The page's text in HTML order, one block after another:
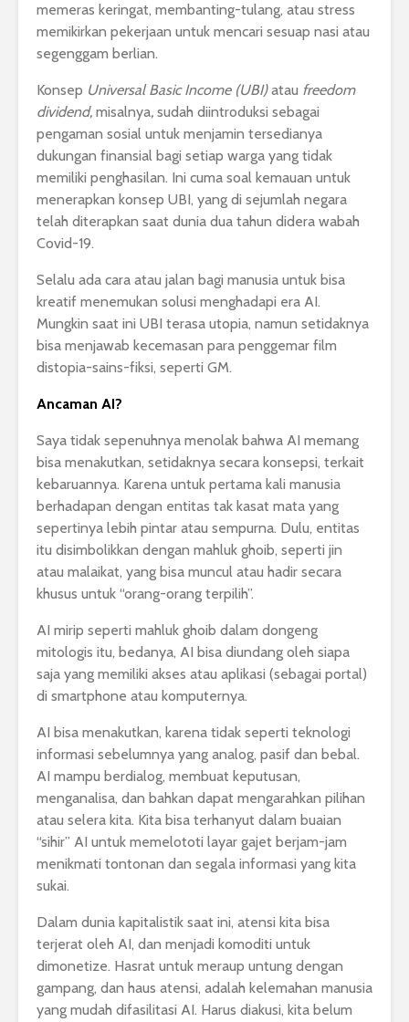
memeras keringat, membanting-tulang, atau stress
memikirkan pekerjaan untuk mencari sesuap nasi atau
segenggam berlian.
Konsep Universal Basic Income (UBI)atau freedom
dividend, misalnya, sudah diintroduksi sebagai
pengaman sosial untuk menjamin tersedianya
dukungan finansial bagi setiap warga yang tidak
memiliki penghasilan. Ini cuma soal kemauan untuk
menerapkan konsep UBI, yang di sejumlah negara
telah diterapkan saat dunia dua tahun didera wabah
Covid-19.
Selalu ada cara atau jalan bagi manusia untuk bisa
kreatif menemukan solusi menghadapi era AI.
Mungkin saat ini UBI terasa utopia, namun setidaknya
bisa menjawab kecemasan para penggemar film
distopia-sains-fiksi, seperti GM.
Ancaman AI?
Saya tidak sepenuhnya menolak bahwa AI memang
bisa menakutkan, setidaknya secara konsepsi, terkait
kebaruannya. Karena untuk pertama kali manusia
berhadapan dengan entitas tak kasat mata yang
sepertinya lebih pintar atau sempurna. Dulu, entitas
itu disimbolikkan dengan mahluk ghoib, seperti jin
atau malaikat, yang bisa muncul atau hadir secara
khusus untuk “orang-orang terpilih”.
AI mirip seperti mahluk ghoib dalam dongeng
mitologis itu, bedanya, AI bisa diundang oleh siapa
saja yang memiliki akses atau aplikasi (sebagai portal)
di smartphone atau komputernya.
AI bisa menakutkan, karena tidak seperti teknologi
informasi sebelumnya yang analog, pasif dan bebal.
AI mampu berdialog, membuat keputusan,
menganalisa, dan bahkan dapat mengarahkan pilihan
atau selera kita. Kita bisa terhanyut dalam buaian
“sihir” AI untuk memelototi layar gajet berjam-jam
menikmati tontonan dan segala informasi yang kita
sukai.
Dalam dunia kapitalistik saat ini, atensi kita bisa
terjerat oleh AI, dan menjadi komoditi untuk
dimonetize. Hasrat untuk meraup untung dengan
gampang, dan haus atensi, adalah kelemahan manusia
yang mudah difasilitasi AI. Harus diakusi, kita belum